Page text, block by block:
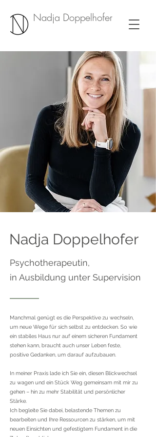
Nadja Doppelhofer
Nadja Doppelhofer
Psychotherapeutin,
in Ausbildung unter Supervision
Manchmal genügt es die Perspektive zu wechseln,
um neue Wege für sich selbst zu entdecken. So wie
ein stabiles Haus nur auf einem sicheren Fundament
stehen kann, braucht auch unser Leben feste,
positive Gedanken, um darauf aufzubauen.
In meiner Praxis lade ich Sie ein, diesen Blickwechsel
zu wagen und ein Stück Weg gemeinsam mit mir zu
gehen – hin zu mehr Stabilität und persönlicher
Stärke.
Ich begleite Sie dabei, belastende Themen zu
bearbeiten und Ihre Ressourcen zu stärken, um mit
neuen Einsichten und gefestigtem Fundament in die